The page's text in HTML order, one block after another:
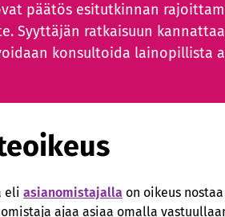
päätös esitutkinnan
Syyttäjän ratkaisuun
konsultoida lainopillista
eli asianomistajalla on oikeus
ajaa asiaa omalla